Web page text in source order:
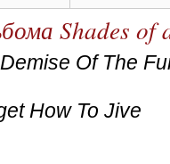
Shades of
Of The
How To Jive